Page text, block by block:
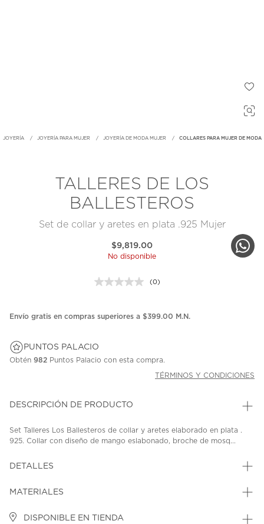
JOYERÍA JOYERÍA PARA MUJER JOYERÍA DE MODA MUJER COLLARES PARA MUJER DE MODA
TALLERES DE LOS
BALLESTEROS
Set de collar y aretes en plata .925 Mujer
$9,819.00
No disponible
Sin
en
(0)
Envío gratis en compras superiores a $399.00 M.N.
PUNTOS PALACIO
Obtén 982 Puntos Palacio con esta compra.
TÉRMINOS Y CONDICIONES
DESCRIPCIÓN DE PRODUCTO
Set Talleres Los Ballesteros de collar y aretes elaborado en plata .
925. Collar con diseño de mango eslabonado, broche de mosq...
DETALLES
MATERIALES
DISPONIBLE EN TIENDA